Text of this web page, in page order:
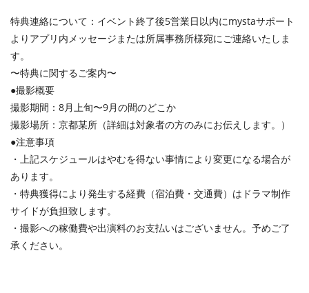
特典連絡について：イベント終了後5営業日以内にmystaサポート
よりアプリ内メッセージまたは所属事務所様宛にご連絡いたしま
す。
〜特典に関するご案内〜
●撮影概要
撮影期間：8月上旬〜9月の間のどこか
撮影場所：京都某所（詳細は対象者の方のみにお伝えします。）
●注意事項
・上記スケジュールはやむを得ない事情により変更になる場合が
あります。
・特典獲得により発生する経費（宿泊費・交通費）はドラマ制作
サイドが負担致します。
・撮影への稼働費や出演料のお支払いはございません。予めご了
承ください。